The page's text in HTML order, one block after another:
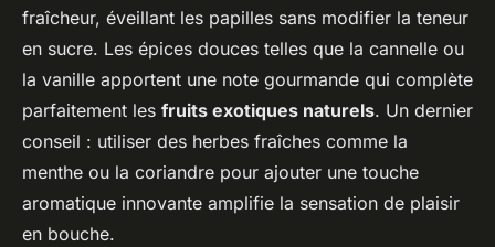
fraîcheur, éveillant les papilles sans modifier la teneur
en sucre. Les épices douces telles que la cannelle ou
la vanille apportent une note gourmande qui complète
parfaitement les fruits exotiques naturels. Un dernier
conseil : utiliser des herbes fraîches comme la
menthe ou la coriandre pour ajouter une touche
aromatique innovante amplifie la sensation de plaisir
en bouche.